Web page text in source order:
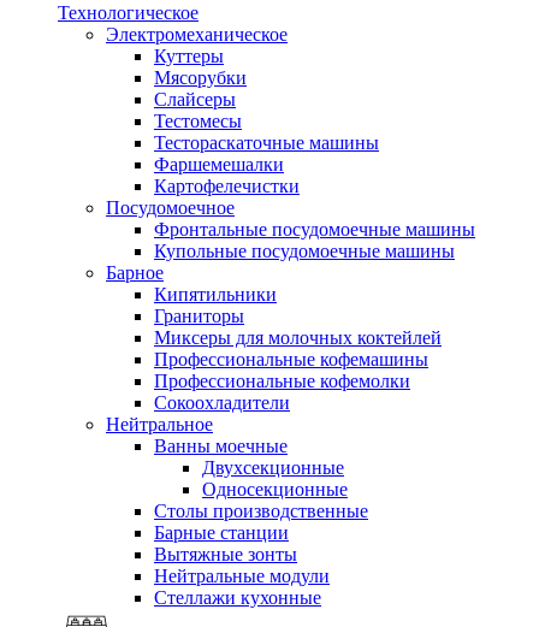
Технологическое
Электромеханическое
Куттеры
Мясорубки
Слайсеры
Тестомесы
Тестораскаточные машины
Фаршемешалки
Картофелечистки
Посудомоечное
Фронтальные посудомоечные машины
Купольные посудомоечные машины
Барное
Кипятильники
Граниторы
Миксеры для молочных коктейлей
Профессиональные кофемашины
Профессиональные кофемолки
Сокоохладители
Нейтральное
Ванны моечные
Двухсекционные
Односекционные
Столы производственные
Барные станции
Вытяжные зонты
Нейтральные модули
Стеллажи кухонные